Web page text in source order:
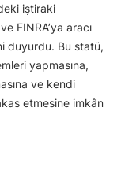
iştiraki
FINRA’ya aracı
duyurdu. Bu statü,
yapmasına,
ve kendi
etmesine imkân